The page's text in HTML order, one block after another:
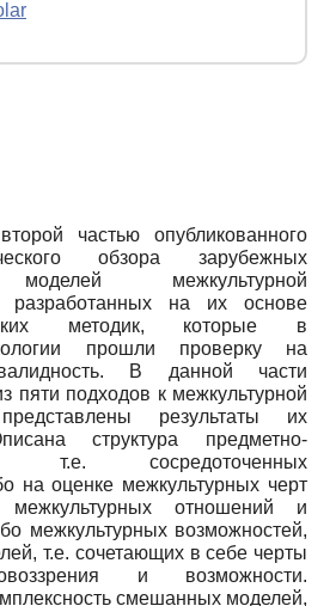
частью опубликованного
обзора зарубежных
моделей межкультурной
разработанных на их основе
методик, которые в
прошли проверку на
В данной части
пяти подходов к межкультурной
представлены результаты их
структура предметно-
т.е. сосредоточенных
на оценке межкультурных черт
межкультурных отношений и
межкультурных возможностей,
т.е. сочетающих в себе черты
и возможности.
смешанных моделей,